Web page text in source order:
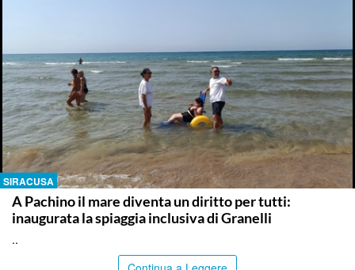
SIRACUSA
A Pachino il mare diventa un diritto per tutti:
inaugurata la spiaggia inclusiva di Granelli
..